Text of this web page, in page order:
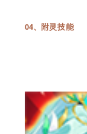
04、 附灵技能